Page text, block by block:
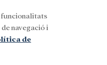
Buscar
funcionalitats
navegació i
de